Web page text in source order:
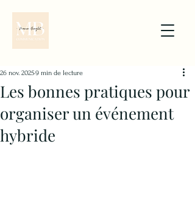
Les bonnes pratiques pour
organiser un événement
hybride
26 nov. 20259 min de lecture